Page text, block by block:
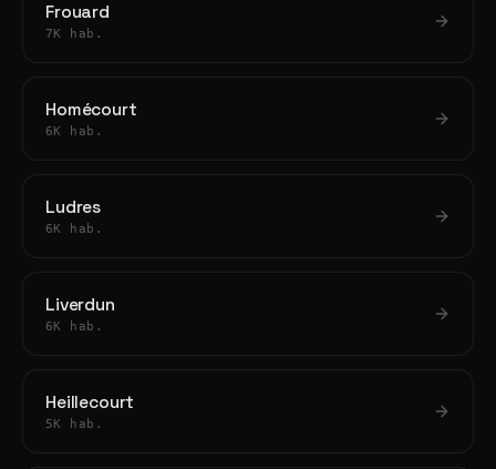
Frouard
7K hab.
Homécourt
6K hab.
Ludres
6K hab.
Liverdun
6K hab.
Heillecourt
5K hab.